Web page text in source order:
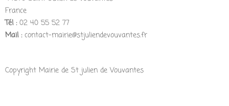
France
Tél :02 40 55 52 77
Mail :contact-mairie@stjuliendevouvantes.fr
Copyright Mairie de St julien de Vouvantes